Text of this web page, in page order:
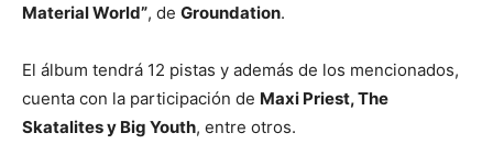
Material World”, de Groundation.
El álbum tendrá 12 pistas y además de los mencionados,
cuenta con la participación de Maxi Priest, The
Skatalites y Big Youth, entre otros.